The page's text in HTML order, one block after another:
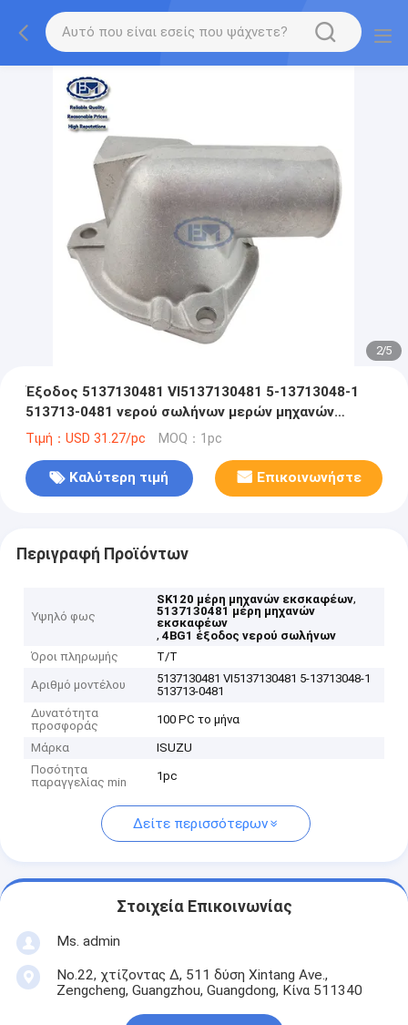
2/5
Έξοδος 5137130481 VI5137130481 5-13713048-1
513713-0481 νερού σωλήνων μερών μηχανών
εκσκαφέων Kobelco SK120 4BD1 4BG1
Τιμή：USD 31.27/pc MOQ：1pc
Καλύτερη τιμή Επικοινωνήστε
Περιγραφή Προϊόντων
Υψηλό φως
SK120 μέρη μηχανών εκσκαφέων,
5137130481 μέρη μηχανών
εκσκαφέων
,4BG1 έξοδος νερού σωλήνων
Όροι πληρωμής
T/T
Αριθμό μοντέλου
5137130481 VI5137130481 5-13713048-1
513713-0481
Δυνατότητα
προσφοράς
100 PC το μήνα
Μάρκα
ISUZU
Ποσότητα
παραγγελίας min
1pc
Δείτε περισσότερων
Στοιχεία Επικοινωνίας
Ms. admin
No.22, χτίζοντας Δ, 511 δύση Xintang Ave.,
Zengcheng, Guangzhou, Guangdong, Κίνα 511340